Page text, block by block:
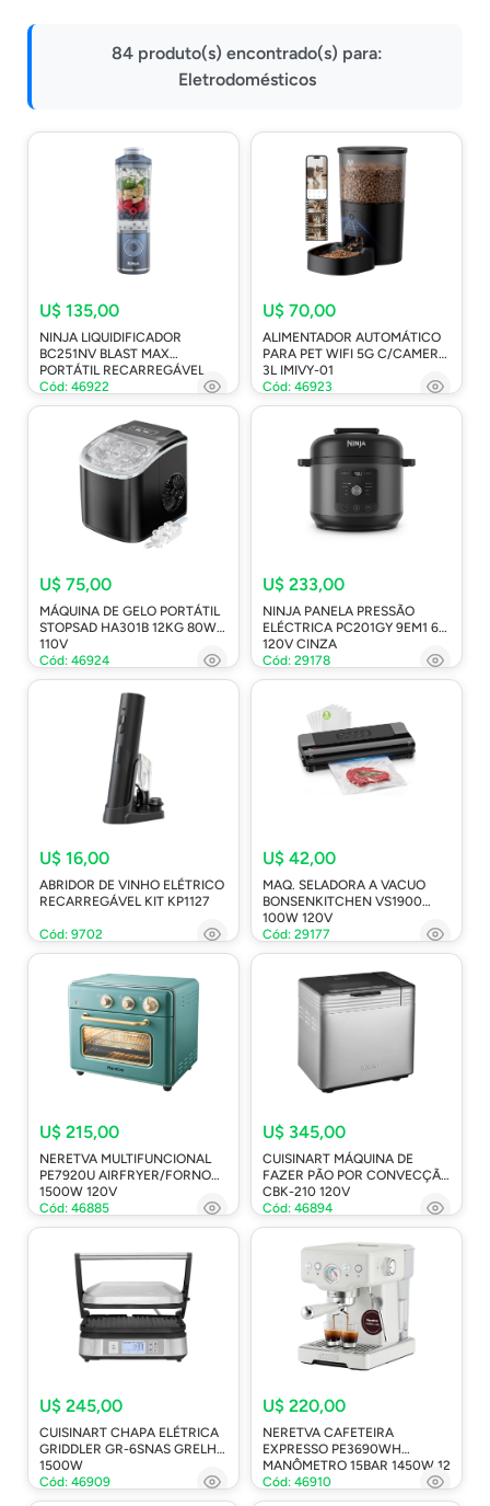
Onu Epon
Ont-Xpon
Ferramentas-Tools
84 produto(s) encontrado(s) para:
Eletrodomésticos
U$ 135,00
NINJA LIQUIDIFICADOR
BC251NV BLAST MAX
PORTÁTIL RECARREGÁVEL
Cód: 46922
U$ 70,00
ALIMENTADOR AUTOMÁTICO
PARA PET WIFI 5G C/CAMERA
3L IMIVY-01
Cód: 46923
U$ 75,00
MÁQUINA DE GELO PORTÁTIL
STOPSAD HA301B 12KG 80W
110V
Cód: 46924
U$ 233,00
NINJA PANELA PRESSÃO
ELÉCTRICA PC201GY 9EM1 6L
120V CINZA
Cód: 29178
U$ 16,00
ABRIDOR DE VINHO ELÉTRICO
RECARREGÁVEL KIT KP1127
Cód: 9702
U$ 42,00
MAQ. SELADORA A VACUO
BONSENKITCHEN VS1900
100W 120V
Cód: 29177
U$ 215,00
NERETVA MULTIFUNCIONAL
PE7920U AIRFRYER/FORNO
1500W 120V
Cód: 46885
U$ 345,00
CUISINART MÁQUINA DE
FAZER PÃO POR CONVECÇÃO
CBK-210 120V
Cód: 46894
U$ 245,00
CUISINART CHAPA ELÉTRICA
GRIDDLER GR-6SNAS GRELHA
1500W
Cód: 46909
U$ 220,00
NERETVA CAFETEIRA
EXPRESSO PE3690WH
MANÔMETRO 15BAR 1450W 12
Cód: 46910